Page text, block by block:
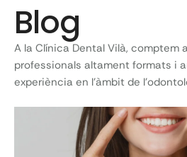
Blog
A la Clínica Dental Vilà, comptem
professionals altament formats i
experiència en l’àmbit de